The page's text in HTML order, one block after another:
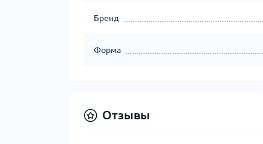
Бренд
Форма
Отзывы